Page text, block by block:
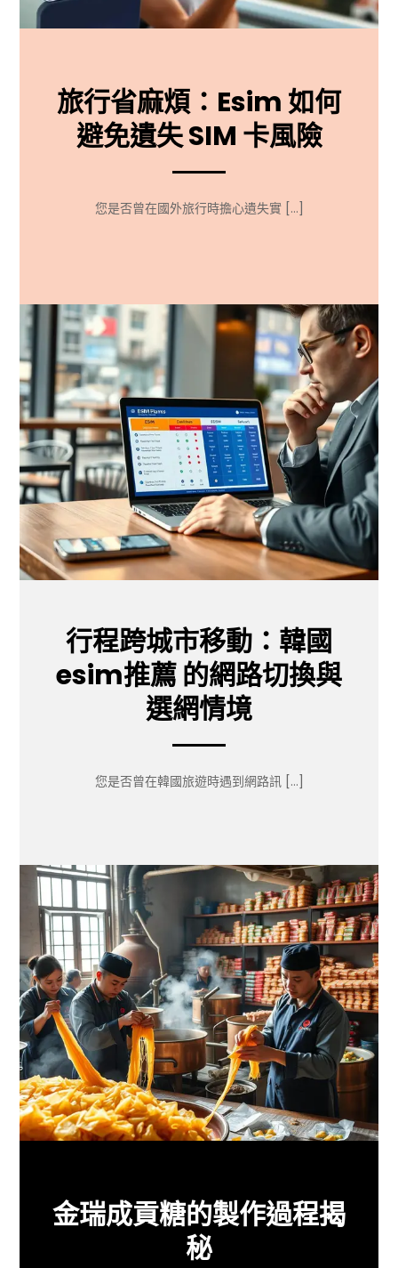
旅行省麻煩：Esim 如何
避免遺失 SIM 卡風險
您是否曾在國外旅行時擔心遺失實 […]
行程跨城市移動：韓國
esim推薦 的網路切換與
選網情境
您是否曾在韓國旅遊時遇到網路訊 […]
金瑞成貢糖的製作過程揭
秘